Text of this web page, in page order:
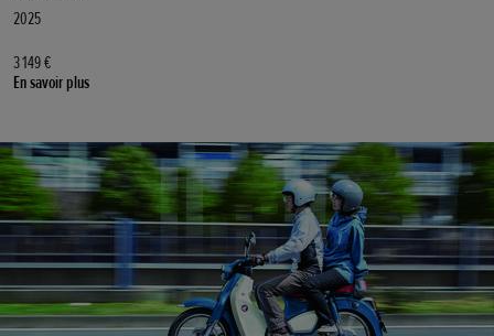
2025
3 149 €
En savoir plus